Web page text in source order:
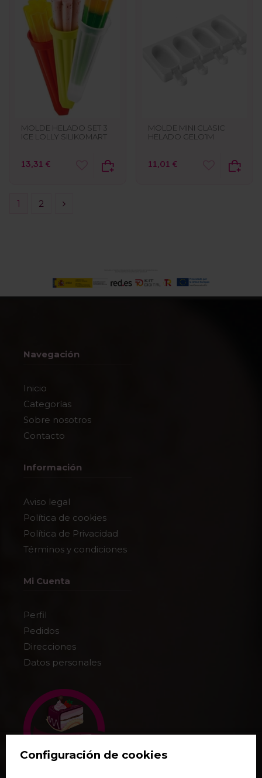
Configuración de cookies
MOLDE HELADO SET 3
ICE LOLLY SILIKOMART
13,31 €
MOLDE MINI CLASIC
HELADO GELO1M
11,01 €
1 2
Navegación
Inicio
Categorías
Sobre nosotros
Contacto
Información
Aviso legal
Política de cookies
Política de Privacidad
Términos y condiciones
Mi Cuenta
Perfil
Pedidos
Direcciones
Datos personales